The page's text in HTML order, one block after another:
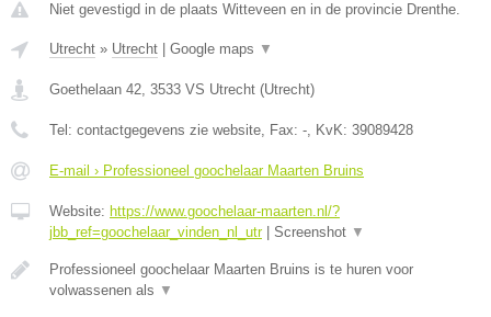
Niet gevestigd in de plaats Witteveen en in de provincie Drenthe.
Utrecht » Utrecht Google maps ▼
Goethelaan 42, 3533 VS Utrecht (Utrecht)
Tel: contactgegevens zie website, Fax: -, KvK: 39089428
E-mail › Professioneel goochelaar Maarten Bruins
Website: https://www.goochelaar-maarten.nl/?
jbb_ref=goochelaar_vinden_nl_utr| Screenshot ▼
Professioneel goochelaar Maarten Bruins is te huren voor
volwassenen als ▼